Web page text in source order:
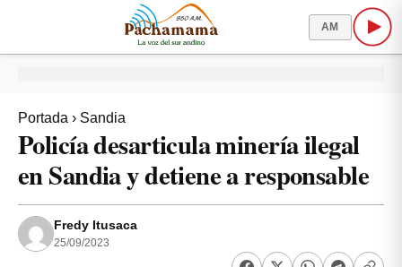
AM
Portada › Sandia
Policía desarticula minería ilegal
en Sandia y detiene a responsable
Fredy Itusaca
25/09/2023